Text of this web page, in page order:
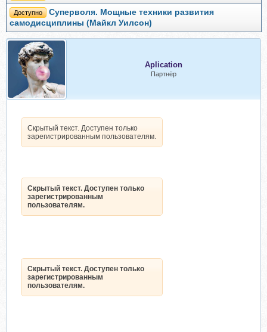
Доступно
Суперволя. Мощные техники развития
самодисциплины (Майкл Уилсон)
Aplication
Партнёр
Скрытый текст. Доступен только
зарегистрированным пользователям.
Скрытый текст. Доступен только
зарегистрированным
пользователям.
Скрытый текст. Доступен только
зарегистрированным
пользователям.